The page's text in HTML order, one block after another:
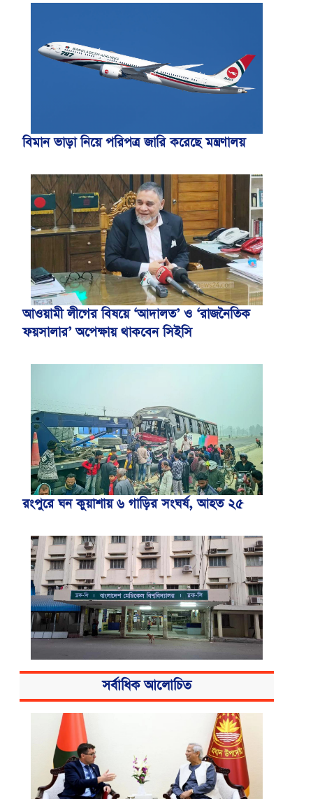
বিমান ভাড়া নিয়ে পরিপত্র জারি করেছে মন্ত্রণালয়
আওয়ামী লীগের বিষয়ে ‘আদালত’ ও ‘রাজনৈতিক
ফয়সালার’ অপেক্ষায় থাকবেন সিইসি
রংপুরে ঘন কুয়াশায় ৬ গাড়ির সংঘর্ষ, আহত ২৫
বিএসএমএমইউয়ের নতুন নাম বাংলাদেশ
মেডিকেল বিশ্ববিদ্যালয়সর্বাধিক আলোচিত